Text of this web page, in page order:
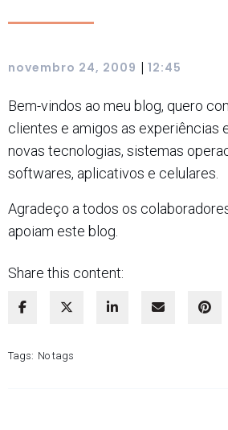
novembro 24, 2009 | 12:45
Bem-vindos ao meu blog, quero
clientes e amigos as experiências
novas tecnologias, sistemas
softwares, aplicativos e celulares.
Agradeço a todos os
apoiam este blog.
Share this content:
Tags: No tags